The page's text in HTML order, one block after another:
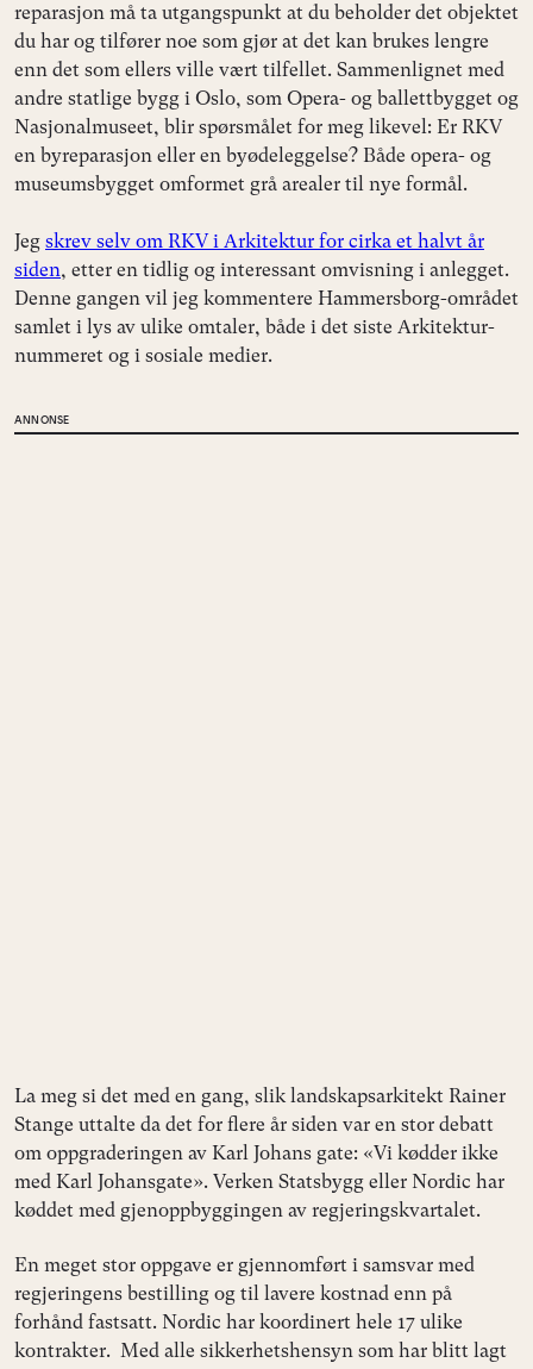
reparasjon må ta utgangspunkt at du beholder det objektet
du har og tilfører noe som gjør at det kan brukes lengre
enn det som ellers ville vært tilfellet. Sammenlignet med
andre statlige bygg i Oslo, som Opera- og ballettbygget og
Nasjonalmuseet, blir spørsmålet for meg likevel: Er RKV
en byreparasjon eller en byødeleggelse? Både opera- og
museumsbygget omformet grå arealer til nye formål.
Jeg skrev selv om RKV i Arkitektur for cirka et halvt år
siden, etter en tidlig og interessant omvisning i anlegget.
Denne gangen vil jeg kommentere Hammersborg-området
samlet i lys av ulike omtaler, både i det siste Arkitektur-
nummeret og i sosiale medier.
ANNONSE
La meg si det med en gang, slik landskapsarkitekt Rainer
Stange uttalte da det for flere år siden var en stor debatt
om oppgraderingen av Karl Johans gate: «Vi kødder ikke
med Karl Johansgate». Verken Statsbygg eller Nordic har
køddet med gjenoppbyggingen av regjeringskvartalet.
En meget stor oppgave er gjennomført i samsvar med
regjeringens bestilling og til lavere kostnad enn på
forhånd fastsatt. Nordic har koordinert hele 17 ulike
kontrakter. Med alle sikkerhetshensyn som har blitt lagt